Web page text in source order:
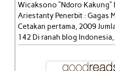
Wicaksono “Ndoro Kakung”
Ariestanty Penerbit : Gagas
Cetakan pertama, 2009
142 Di ranah blog Indonesia,